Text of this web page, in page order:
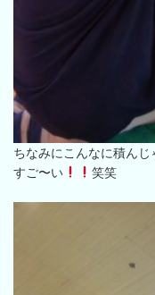
ちなみにこんなに積んじ
すご〜い
笑笑